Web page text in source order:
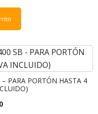
PARA PORTÓN HASTA 4